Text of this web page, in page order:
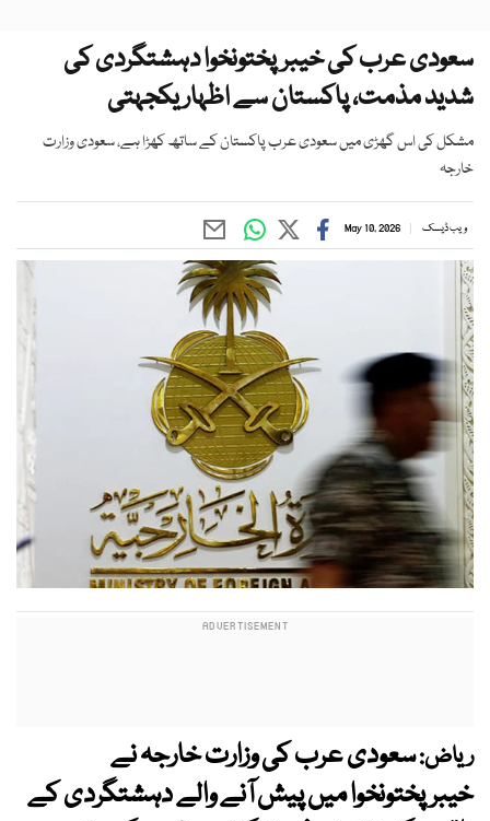
سعودی عرب کی خیبرپختونخوا دہشتگردی کی
شدید مذمت، پاکستان سے اظہار یکجہتی
مشکل کی اس گھڑی میں سعودی عرب پاکستان کے ساتھ کھڑا ہے، سعودی وزارت
خارجہ
ویب ڈیسک May 10, 2026
ریاض:سعودی عرب کی وزارت خارجہ نے
خیبرپختونخوا میں پیش آنے والے دہشتگردی کے